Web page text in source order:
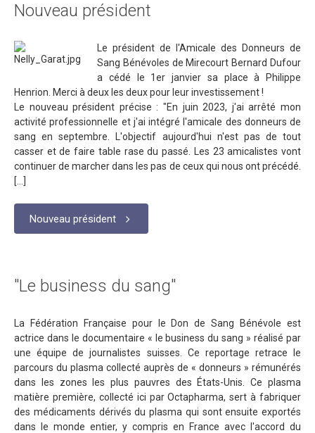
Nouveau président
Le président de l'Amicale des Donneurs de
Sang Bénévoles de Mirecourt Bernard Dufour
a cédé le 1er janvier sa place à Philippe
Henrion. Merci à deux les deux pour leur investissement !
Le nouveau président précise : "En juin 2023, j'ai arrêté mon
activité professionnelle et j'ai intégré l'amicale des donneurs de
sang en septembre. L'objectif aujourd'hui n'est pas de tout
casser et de faire table rase du passé. Les 23 amicalistes vont
continuer de marcher dans les pas de ceux qui nous ont précédé.
[...]
Nouveau président
"Le business du sang"
La Fédération Française pour le Don de Sang Bénévole est
actrice dans le documentaire « le business du sang » réalisé par
une équipe de journalistes suisses. Ce reportage retrace le
parcours du plasma collecté auprès de « donneurs » rémunérés
dans les zones les plus pauvres des États-Unis. Ce plasma
matière première, collecté ici par Octapharma, sert à fabriquer
des médicaments dérivés du plasma qui sont ensuite exportés
dans le monde entier, y compris en France avec l'accord du